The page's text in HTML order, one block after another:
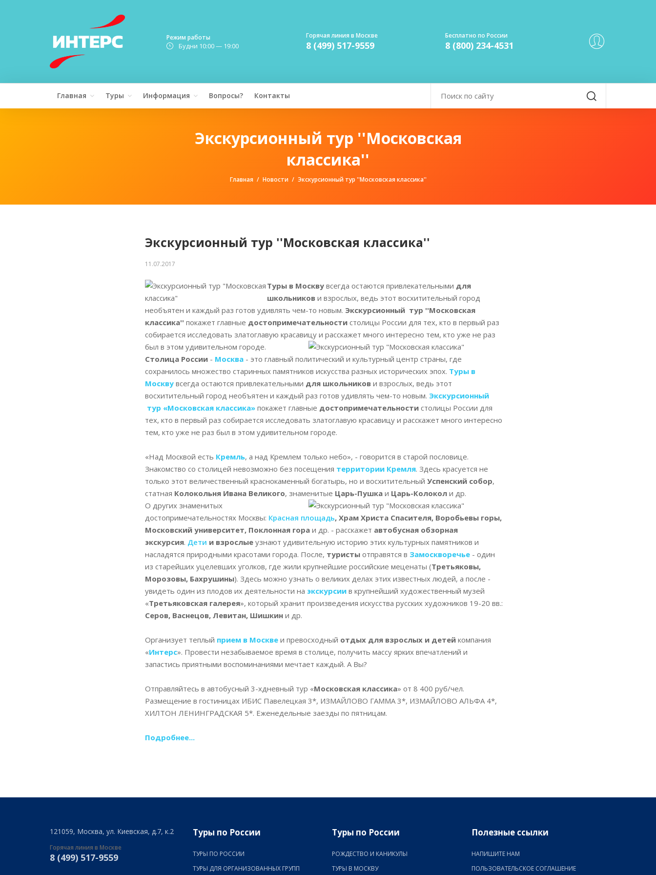
Режим работы
Будни 10:00 — 19:00
Горячая линия в Москве
8 (499) 517-9559
Бесплатно по России
8 (800) 234-4531
Главная Туры Информация Вопросы? Контакты
Экскурсионный тур ''Московская
классика''
Главная Новости Экскурсионный тур ''Московская классика''
Экскурсионный тур ''Московская классика''
11.07.2017
Туры в Москву всегда остаются привлекательными для
школьников и взрослых, ведь этот восхитительный город
необъятен и каждый раз готов удивлять чем-то новым. Экскурсионный тур ''Московская
классика'' покажет главные достопримечательности столицы России для тех, кто в первый раз
собирается исследовать златоглавую красавицу и расскажет много интересно тем, кто уже не раз
был в этом удивительном городе.
Столица России - Москва - это главный политический и культурный центр страны, где
сохранилось множество старинных памятников искусства разных исторических эпох. Туры в
Москву всегда остаются привлекательными для школьников и взрослых, ведь этот
восхитительный город необъятен и каждый раз готов удивлять чем-то новым. Экскурсионный
тур «Московская классика» покажет главные достопримечательности столицы России для
тех, кто в первый раз собирается исследовать златоглавую красавицу и расскажет много интересно
тем, кто уже не раз был в этом удивительном городе.
«Над Москвой есть Кремль, а над Кремлем только небо», - говорится в старой пословице.
Знакомство со столицей невозможно без посещения территории Кремля. Здесь красуется не
только этот величественный краснокаменный богатырь, но и восхитительный Успенский собор,
статная Колокольня Ивана Великого, знаменитые Царь-Пушка и Царь-Колокол и др.
О других знаменитых
достопримечательностях Москвы: Красная площадь, Храм Христа Спасителя, Воробьевы горы,
Московский университет, Поклонная гора и др. - расскажет автобусная обзорная
экскурсия. Дети и взрослые узнают удивительную историю этих культурных памятников и
насладятся природными красотами города. После, туристы отправятся в Замоскворечье - один
из старейших уцелевших уголков, где жили крупнейшие российские меценаты (Третьяковы,
Морозовы, Бахрушины). Здесь можно узнать о великих делах этих известных людей, а после -
увидеть один из плодов их деятельности на экскурсии в крупнейший художественный музей
«Третьяковская галерея», который хранит произведения искусства русских художников 19-20 вв.:
Серов, Васнецов, Левитан, Шишкин и др.
Организует теплый прием в Москве и превосходный отдых для взрослых и детей компания
«Интерс». Провести незабываемое время в столице, получить массу ярких впечатлений и
запастись приятными воспоминаниями мечтает каждый. А Вы?
Отправляйтесь в автобусный 3-хдневный тур «Московская классика» от 8 400 руб/чел.
Размещение в гостиницах ИБИС Павелецкая 3*, ИЗМАЙЛОВО ГАММА 3*, ИЗМАЙЛОВО АЛЬФА 4*,
ХИЛТОН ЛЕНИНГРАДСКАЯ 5*. Еженедельные заезды по пятницам.
Подробнее...
121059, Москва, ул. Киевская, д.7, к.2
Горячая линия в Москве
8 (499) 517-9559
Туры по России
ТУРЫ ПО РОССИИ
ТУРЫ ДЛЯ ОРГАНИЗОВАННЫХ ГРУПП
Туры по России
РОЖДЕСТВО И КАНИКУЛЫ
ТУРЫ В МОСКВУ
Полезные ссылки
НАПИШИТЕ НАМ
ПОЛЬЗОВАТЕЛЬСКОЕ СОГЛАШЕНИЕ